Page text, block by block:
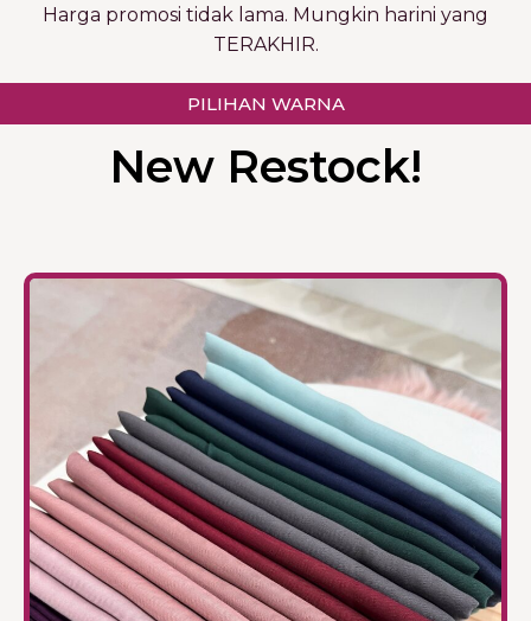
Harga promosi tidak lama. Mungkin harini yang
TERAKHIR.
PILIHAN WARNA
New Restock!